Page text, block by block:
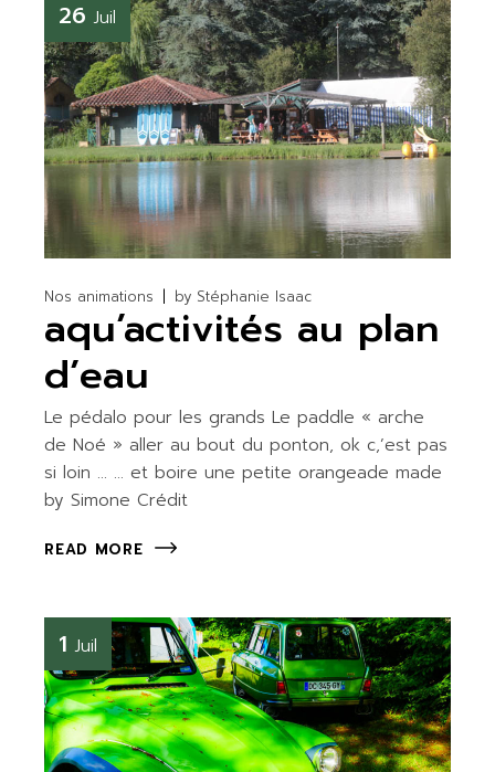
26 Juil
Nos animations by Stéphanie Isaac
aqu’activités au plan
d’eau
Le pédalo pour les grands Le paddle « arche
de Noé » aller au bout du ponton, ok c,’est pas
si loin … … et boire une petite orangeade made
by Simone Crédit
READ MORE
1 Juil